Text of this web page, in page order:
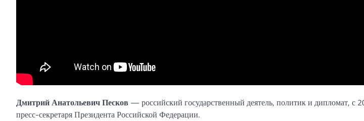
Дмитрий Анатольевич Песков — российский государственный деятель, политик и дипломат, с
пресс-секретаря Президента Российской Федерации.